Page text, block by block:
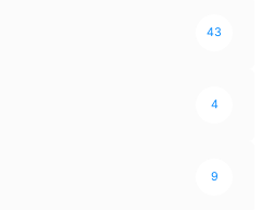
43
4
9